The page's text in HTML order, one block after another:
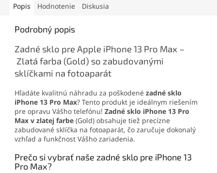
obrazovky vášho iPhonu.
Popis Hodnotenie Diskusia
Podrobný popis
Zadné sklo pre Apple iPhone 13 Pro Max –
Zlatá farba (Gold) so zabudovanými
sklíčkami na fotoaparát
Hľadáte kvalitnú náhradu za poškodené zadné sklo
iPhone 13 Pro Max? Tento produkt je ideálnym riešením
pre opravu Vášho telefónu! Zadné sklo iPhone 13 Pro
Max v zlatej farbe (Gold) obsahuje tiež precízne
zabudované sklíčka na fotoaparát, čo zaručuje dokonalý
vzhľad a funkčnost Vášho zariadenia.
Prečo si vybrať naše zadné sklo pre iPhone 13
Pro Max?